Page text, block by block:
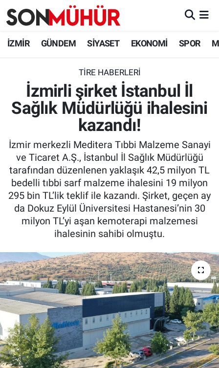
İZMİR GÜNDEM SİYASET EKONOMİ SPOR
TIRE HABERLERI
İzmirli şirket İstanbul İl
Sağlık Müdürlüğü ihalesini
kazandı!
İzmir merkezli Meditera Tıbbi Malzeme Sanayi
ve Ticaret A.Ş., İstanbul İl Sağlık Müdürlüğü
tarafından düzenlenen yaklaşık 42,5 milyon TL
bedelli tıbbi sarf malzeme ihalesini 19 milyon
295 bin TL’lik teklif ile kazandı. Şirket, geçen ay
da Dokuz Eylül Üniversitesi Hastanesi’nin 30
milyon TL’yi aşan kemoterapi malzemesi
ihalesinin sahibi olmuştu.
İzmir Nöbetçi Eczaneler
İzmir Namaz Vakitleri
İzmir Trafik Yoğunluk Haritası
Tüm Manşetler
Son Dakika Haberleri
Haber Arşivi